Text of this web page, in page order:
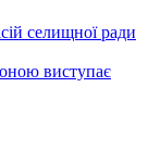
селищної ради
виступає